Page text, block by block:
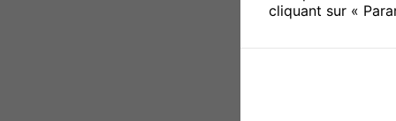
cliquant sur «